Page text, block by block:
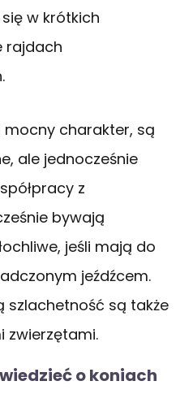
w krótkich
rajdach
mocny charakter, są
ale jednocześnie
z
bywają
jeśli mają do
jeźdźcem.
szlachetność są także
zwierzętami.
o koniach